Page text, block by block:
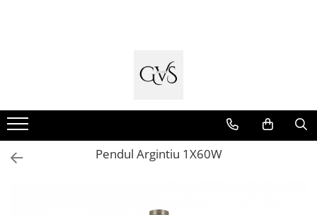
Conductori - Fy - Myf
Cabluri tip Cordon (MYYM)
Cabluri tip CYY-F
Pendul Argintiu 1X60W